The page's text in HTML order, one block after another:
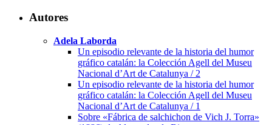
Autores
Adela Laborda
Un episodio relevante de la historia del humor
gráfico catalán: la Colección Agell del Museu
Nacional d’Art de Catalunya / 2
Un episodio relevante de la historia del humor
gráfico catalán: la Colección Agell del Museu
Nacional d’Art de Catalunya / 1
Sobre «Fábrica de salchichon de Vich J. Torra»